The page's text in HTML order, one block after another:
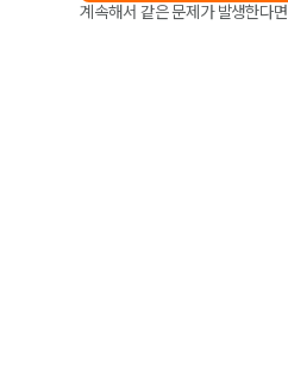
계속해서 같은 문제가 발생한다면